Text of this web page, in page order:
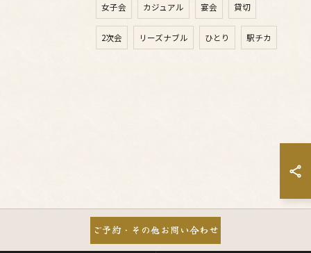
女子会 カジュアル 宴会 貸切
2次会 リーズナブル ひとり 駅チカ
ご予約・その他お問い合わせ